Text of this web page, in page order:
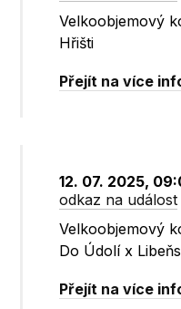
Velkoobjemový
Hřišti
Přejít na více
12. 07. 2025,
odkaz na událost
Velkoobjemový
Do Údolí x
Přejít na více